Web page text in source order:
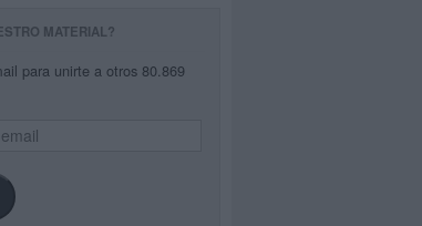
MATERIAL?
para unirte a otros 80.869